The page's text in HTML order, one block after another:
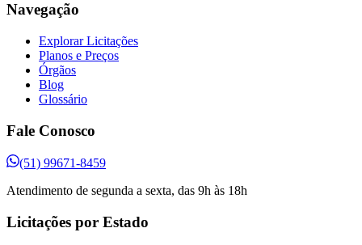
Navegação
Explorar Licitações
Planos e Preços
Órgãos
Blog
Glossário
Fale Conosco
(51) 99671-8459
Atendimento de segunda a sexta, das 9h às 18h
Licitações por Estado